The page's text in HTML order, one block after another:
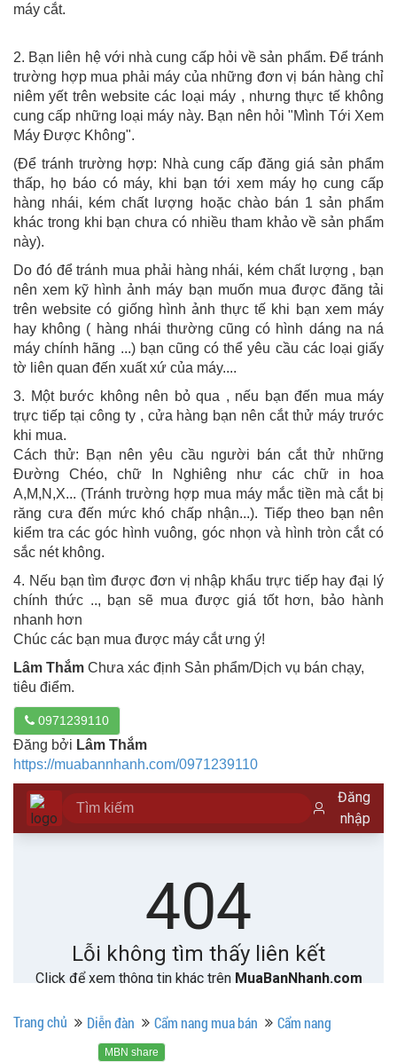
máy cắt.
2. Bạn liên hệ với nhà cung cấp hỏi về sản phẩm. Để tránh
trường hợp mua phải máy của những đơn vị bán hàng chỉ
niêm yết trên website các loại máy , nhưng thực tế không
cung cấp những loại máy này. Bạn nên hỏi "Mình Tới Xem
Máy Được Không".
(Để tránh trường hợp: Nhà cung cấp đăng giá sản phẩm
thấp, họ báo có máy, khi bạn tới xem máy họ cung cấp
hàng nhái, kém chất lượng hoặc chào bán 1 sản phẩm
khác trong khi bạn chưa có nhiều tham khảo về sản phẩm
này).
Do đó để tránh mua phải hàng nhái, kém chất lượng , bạn
nên xem kỹ hình ảnh máy bạn muốn mua được đăng tải
trên website có giống hình ảnh thực tế khi bạn xem máy
hay không ( hàng nhái thường cũng có hình dáng na ná
máy chính hãng ...) bạn cũng có thể yêu cầu các loại giấy
tờ liên quan đến xuất xứ của máy....
3. Một bước không nên bỏ qua , nếu bạn đến mua máy
trực tiếp tại công ty , cửa hàng bạn nên cắt thử máy trước
khi mua.
Cách thử: Bạn nên yêu cầu người bán cắt thử những
Đường Chéo, chữ In Nghiêng như các chữ in hoa
A,M,N,X... (Tránh trường hợp mua máy mắc tiền mà cắt bị
răng cưa đến mức khó chấp nhận...). Tiếp theo bạn nên
kiểm tra các góc hình vuông, góc nhọn và hình tròn cắt có
sắc nét không.
4. Nếu bạn tìm được đơn vị nhập khẩu trực tiếp hay đại lý
chính thức .., bạn sẽ mua được giá tốt hơn, bảo hành
nhanh hơn
Chúc các bạn mua được máy cắt ưng ý!
Lâm Thắm Chưa xác định Sản phẩm/Dịch vụ bán chạy,
tiêu điểm.
0971239110
Đăng bởi Lâm Thắm
https://muabannhanh.com/0971239110
Trang chủ Diễn đàn Cẩm nang mua bán Cẩm nang
MBN share